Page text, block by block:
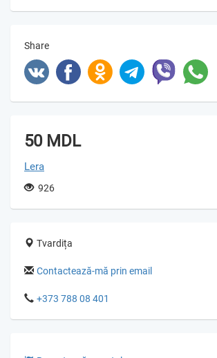
Share
50 MDL
Lera
926
Tvardița
Contactează-mă prin email
+373 788 08 401